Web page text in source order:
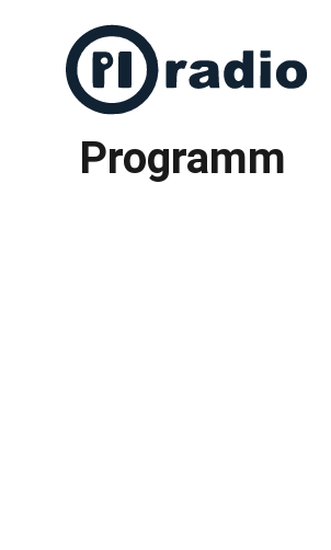
Freies Radio in Berlin
Programm